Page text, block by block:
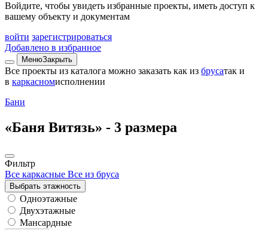
Войдите, чтобы увидеть избранные проекты, иметь доступ к
вашему объекту и документам
войти зарегистрироваться
Добавлено в избранное
МенюЗакрыть
Все проекты из каталога можно заказать как из брусатак и
в каркасномисполнении
Бани
«Баня Витязь» - 3 размера
Фильтр
Все каркасные Все из бруса
Выбрать этажность
Одноэтажные
Двухэтажные
Мансардные